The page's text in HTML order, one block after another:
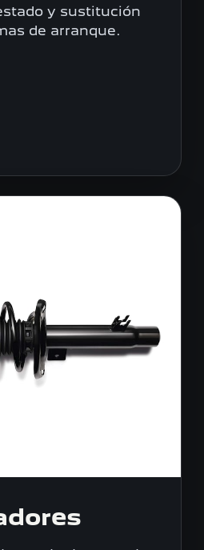
y sustitución
de arranque.